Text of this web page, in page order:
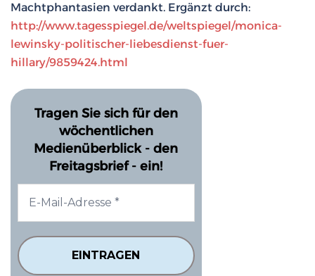
Machtphantasien verdankt. Ergänzt durch:
http://www.tagesspiegel.de/weltspiegel/monica-
lewinsky-politischer-liebesdienst-fuer-
hillary/9859424.html
Tragen Sie sich für den
wöchentlichen
Medienüberblick - den
Freitagsbrief - ein!